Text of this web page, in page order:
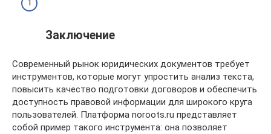
Заключение
Современный рынок юридических документов требует
инструментов, которые могут упростить анализ текста,
повысить качество подготовки договоров и обеспечить
доступность правовой информации для широкого круга
пользователей. Платформа noroots.ru представляет
собой пример такого инструмента: она позволяет